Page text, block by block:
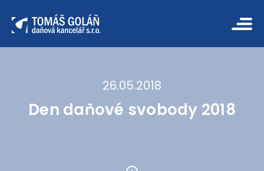
26.05.2018
Den daňové svobody 2018